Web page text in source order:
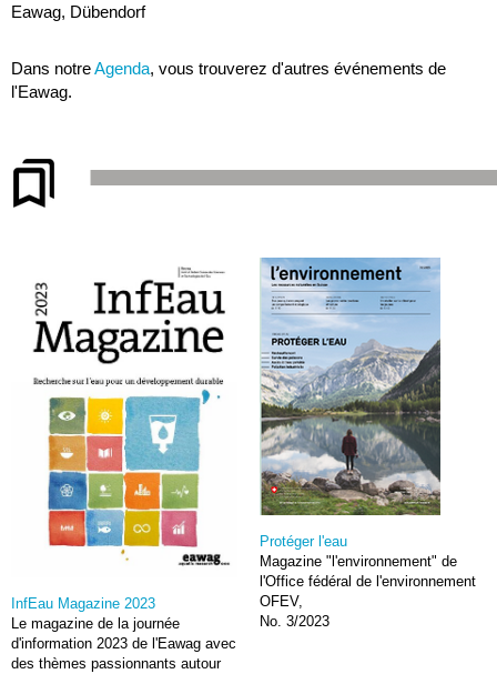
Eawag, Dübendorf
Dans notreAgenda, vous trouverez d'autres événements de
l'Eawag.
InfEau Magazine 2023
Le magazine de la journée
d'information 2023 de l'Eawag avec
des thèmes passionnants autour
Protéger l'eau
Magazine "l'environnement" de
l'Office fédéral de l'environnement
OFEV,
No. 3/2023